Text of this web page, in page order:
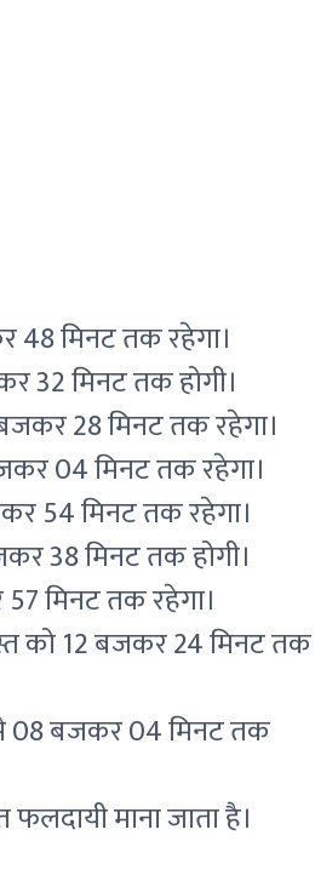
48 मिनट तक रहेगा।
32 मिनट तक होगी।
28 मिनट तक रहेगा।
04 मिनट तक रहेगा।
54 मिनट तक रहेगा।
38 मिनट तक होगी।
मिनट तक रहेगा।
को 12 बजकर 24 मिनट तक
से 08 बजकर 04 मिनट तक
माना जाता है।